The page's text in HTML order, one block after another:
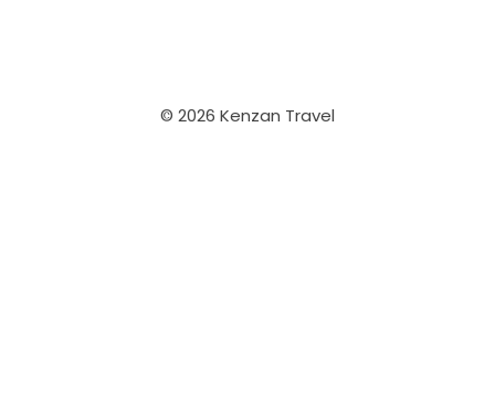
© 2026 Kenzan Travel